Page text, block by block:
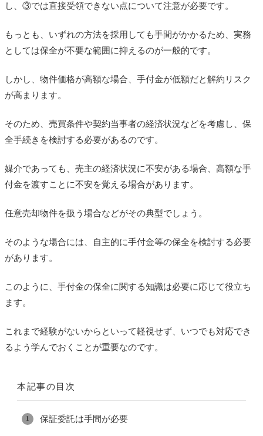
し、③では直接受領できない点について注意が必要です。
もっとも、いずれの方法を採用しても手間がかかるため、実務
としては保全が不要な範囲に抑えるのが一般的です。
しかし、物件価格が高額な場合、手付金が低額だと解約リスク
が高まります。
そのため、売買条件や契約当事者の経済状況などを考慮し、保
全手続きを検討する必要があるのです。
媒介であっても、売主の経済状況に不安がある場合、高額な手
付金を渡すことに不安を覚える場合があります。
任意売却物件を扱う場合などがその典型でしょう。
そのような場合には、自主的に手付金等の保全を検討する必要
があります。
このように、手付金の保全に関する知識は必要に応じて役立ち
ます。
これまで経験がないからといって軽視せず、いつでも対応でき
るよう学んでおくことが重要なのです。
本記事の目次
保証委託は手間が必要